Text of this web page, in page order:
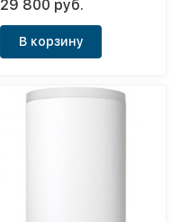
PSH 50 Trend
29 800 руб.
В корзину